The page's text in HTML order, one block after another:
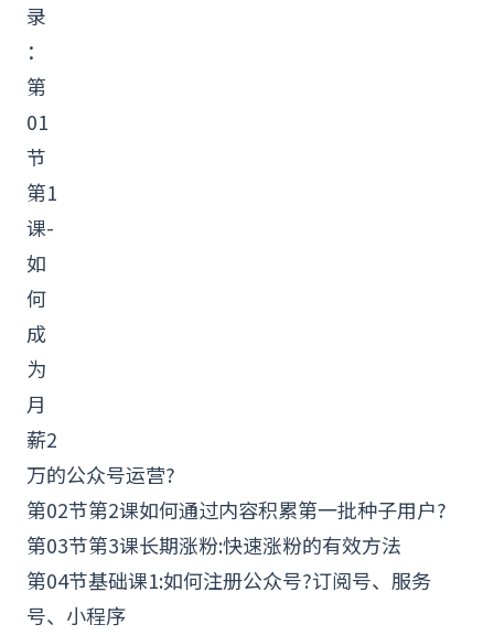
录
：
第
01
节
第1
课-
如
何
成
为
月
薪2
万的公众号运营?
第02节第2课如何通过内容积累第一批种子用户?
第03节第3课长期涨粉:快速涨粉的有效方法
第04节基础课1:如何注册公众号?订阅号、服务
号、 小程序